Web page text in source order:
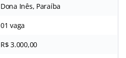
Dona Inês, Paraíba
01 vaga
R$ 3.000,00